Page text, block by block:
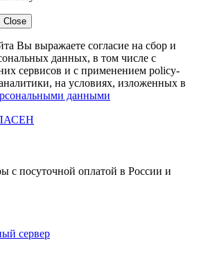
Close
Вы выражаете согласие на сбор и
данных, в том числе с
сервисов и с применением policy-
на условиях, изложенных в
данными
с посуточной оплатой в России и
сервер